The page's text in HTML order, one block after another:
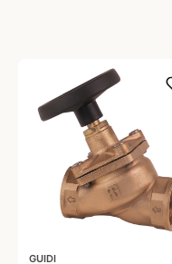
GUIDI